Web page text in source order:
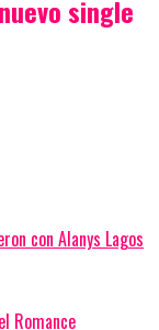
single
con Alanys Lagos
Romance